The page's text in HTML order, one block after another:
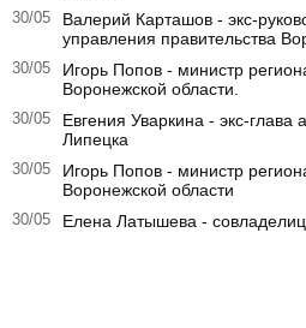
30/05
Валерий Карташов - экс-
управления правительства
30/05
Игорь Попов - министр
Воронежской области.
30/05
Евгения Уваркина - экс-глава
Липецка
30/05
Игорь Попов - министр
Воронежской области
30/05 Елена Латышева -